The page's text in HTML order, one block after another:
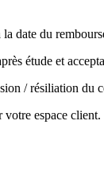
date du
étude et
/ résiliation du
espace client.